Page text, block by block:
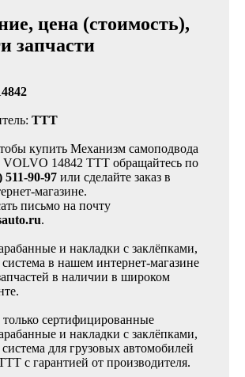
цена (стоимость),
запчасти
TTT
купить Механизм самоподвода
14842 TTT обращайтесь по
511-90-97 или сделайте заказ в
магазине.
письмо на почту
.
и накладки с заклёпками,
в нашем интернет-магазине
в наличии в широком
сертифицированные
и накладки с заклёпками,
для грузовых автомобилей
с гарантией от производителя.